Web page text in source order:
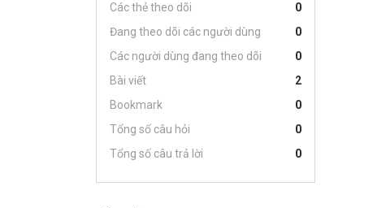
Các thẻ theo dõi
0
Đang theo dõi các người dùng
0
Các người dùng đang theo dõi
0
Bài viết
2
Bookmark
0
Tổng số câu hỏi
0
Tổng số câu trả lời
0